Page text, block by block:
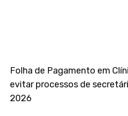
Folha de Pagamento em
evitar processos de
2026